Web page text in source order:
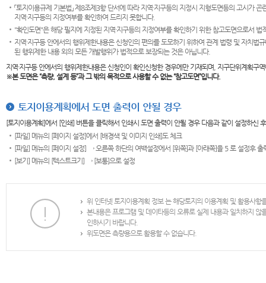
「토지이용규제 기본법」 제8조제3항 단서에 따라 지역·지구등의 지정시 지형도면등의 고시가
지역·지구등의 지정여부를 확인하여 드리지 못합니다.
"확인도면"은 해당 필지에 지정된 지역·지구등의 지정여부를 확인하기 위한 참고도면으로서
지역·지구등 안에서의 행위제한내용은 신청인의 편의를 도모하기 위하여 관계 법령 및 자치
된 행위제한 내용 외의 모든 개발행위가 법적으로 보장되는 것은 아닙니다.
지역·지구등 안에서의 행위제한내용은 신청인이 확인신청한 경우에만 기재되며, 지구단위계획
※본 도면은“측량, 설계 등”과 그 밖의 목적으로 사용할 수 없는 “참고도면”입니다.
토지이용계획에서 도면 출력이 안될 경우
[토지이용계획]에서 [인쇄] 버튼을 클릭해서 인쇄시 도면 출력이 안될 경우 다음과 같이 설정하신
[파일] 메뉴의 [페이지 설정]에서 [배경색 및 이미지 인쇄]도 체크
[파일] 메뉴의 [페이지 설정] → 오른쪽 하단의 여백설정에서 [위쪽]과 [아래쪽]을 5 로 설정후 출
[보기] 메뉴의 [텍스트크기] → [보통]으로 설정
위 인터넷 토지이용계획 정보 는 해당토지의 이용계획 및 활용사
본내용은 프로그램 및 데이타등의 오류로 실제 내용과 일치하지
인하시기 바랍니다.
위도면은 측량용으로 활용할 수 없습니다.